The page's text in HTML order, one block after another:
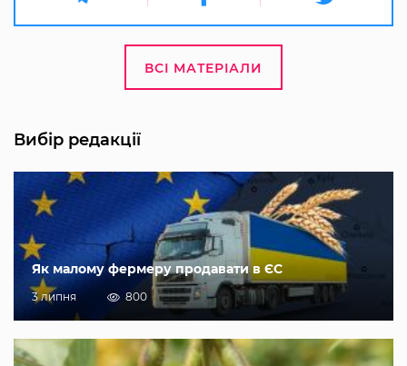
ВСІ МАТЕРІАЛИ
Вибір редакції
Як малому фермеру продавати в ЄС
3 липня 800